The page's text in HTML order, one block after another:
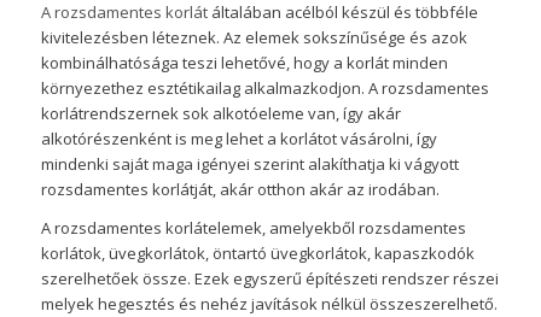
A rozsdamentes korlátáltalában acélból készül és többféle
kivitelezésben léteznek. Az elemek sokszínűsége és azok
kombinálhatósága teszi lehetővé, hogy a korlát minden
környezethez esztétikailag alkalmazkodjon. A rozsdamentes
korlátrendszernek sok alkotóeleme van, így akár
alkotórészenként is meg lehet a korlátot vásárolni, így
mindenki saját maga igényei szerint alakíthatja ki vágyott
rozsdamentes korlátját, akár otthon akár az irodában.
A rozsdamentes korlátelemek, amelyekből rozsdamentes
korlátok, üvegkorlátok, öntartó üvegkorlátok, kapaszkodók
szerelhetőek össze. Ezek egyszerű építészeti rendszer részei
melyek hegesztés és nehéz javítások nélkül összeszerelhető.